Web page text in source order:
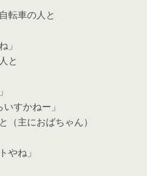
転車の人と
」
と
すかねー」
（主におばちゃん）
やね」